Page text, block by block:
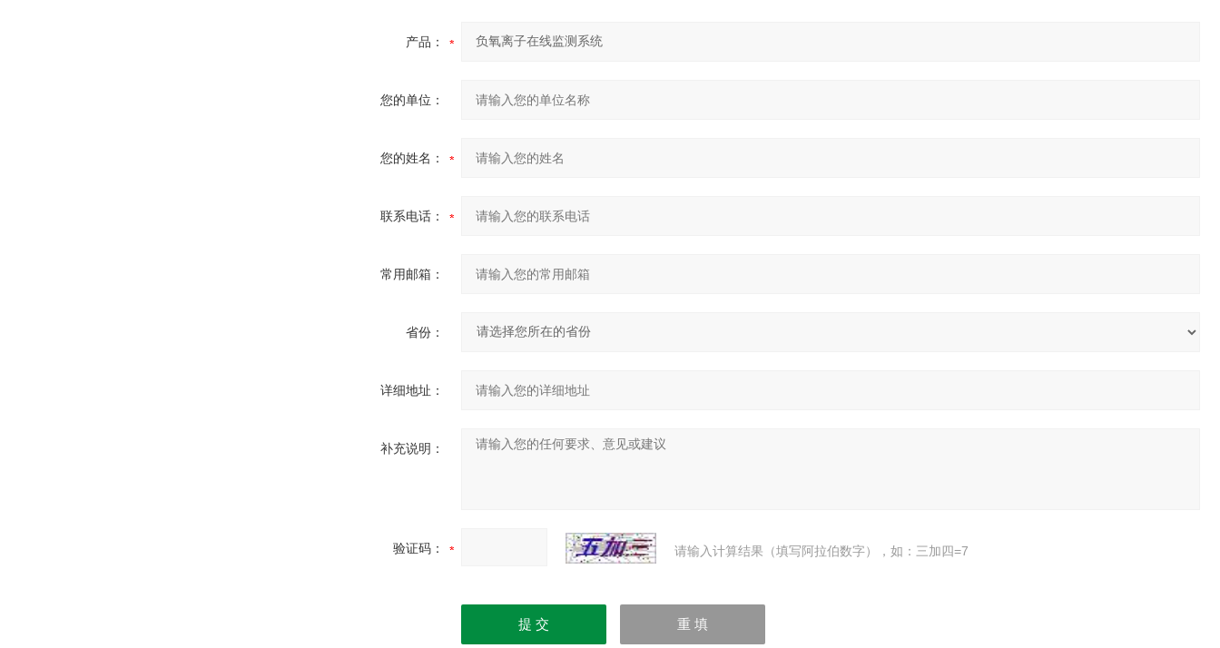
产品：
您的单位：
您的姓名：
联系电话：
常用邮箱：
省份：
详细地址：
补充说明：
验证码： 请输入计算结果（填写阿拉伯数字），如：三加四=7